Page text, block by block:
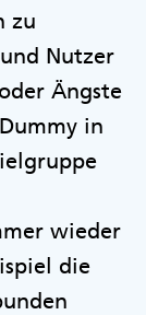
zu
Nutzer
Ängste
in
wieder
die